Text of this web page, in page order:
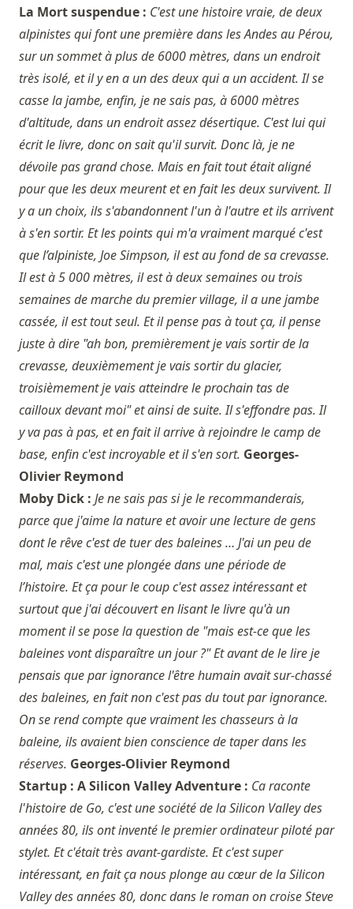
La Mort suspendue : C'est une histoire vraie, de deux
alpinistes qui font une première dans les Andes au Pérou,
sur un sommet à plus de 6000 mètres, dans un endroit
très isolé, et il y en a un des deux qui a un accident. Il se
casse la jambe, enfin, je ne sais pas, à 6000 mètres
d'altitude, dans un endroit assez désertique. C'est lui qui
écrit le livre, donc on sait qu'il survit. Donc là, je ne
dévoile pas grand chose. Mais en fait tout était aligné
pour que les deux meurent et en fait les deux survivent. Il
y a un choix, ils s'abandonnent l'un à l'autre et ils arrivent
à s'en sortir. Et les points qui m'a vraiment marqué c'est
que l’alpiniste, Joe Simpson, il est au fond de sa crevasse.
Il est à 5 000 mètres, il est à deux semaines ou trois
semaines de marche du premier village, il a une jambe
cassée, il est tout seul. Et il pense pas à tout ça, il pense
juste à dire "ah bon, premièrement je vais sortir de la
crevasse, deuxièmement je vais sortir du glacier,
troisièmement je vais atteindre le prochain tas de
cailloux devant moi" et ainsi de suite. Il s'effondre pas. Il
y va pas à pas, et en fait il arrive à rejoindre le camp de
base, enfin c'est incroyable et il s'en sort. Georges-
Olivier Reymond
Moby Dick : Je ne sais pas si je le recommanderais,
parce que j'aime la nature et avoir une lecture de gens
dont le rêve c'est de tuer des baleines … J'ai un peu de
mal, mais c'est une plongée dans une période de
l’histoire. Et ça pour le coup c'est assez intéressant et
surtout que j'ai découvert en lisant le livre qu'à un
moment il se pose la question de "mais est-ce que les
baleines vont disparaître un jour ?" Et avant de le lire je
pensais que par ignorance l'être humain avait sur-chassé
des baleines, en fait non c'est pas du tout par ignorance.
On se rend compte que vraiment les chasseurs à la
baleine, ils avaient bien conscience de taper dans les
réserves. Georges-Olivier Reymond
Startup : A Silicon Valley Adventure : Ca raconte
l'histoire de Go, c'est une société de la Silicon Valley des
années 80, ils ont inventé le premier ordinateur piloté par
stylet. Et c'était très avant-gardiste. Et c'est super
intéressant, en fait ça nous plonge au cœur de la Silicon
Valley des années 80, donc dans le roman on croise Steve